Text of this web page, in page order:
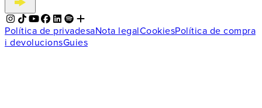
Política de privadesaNota legalCookiesPolítica de compra
i devolucionsGuies